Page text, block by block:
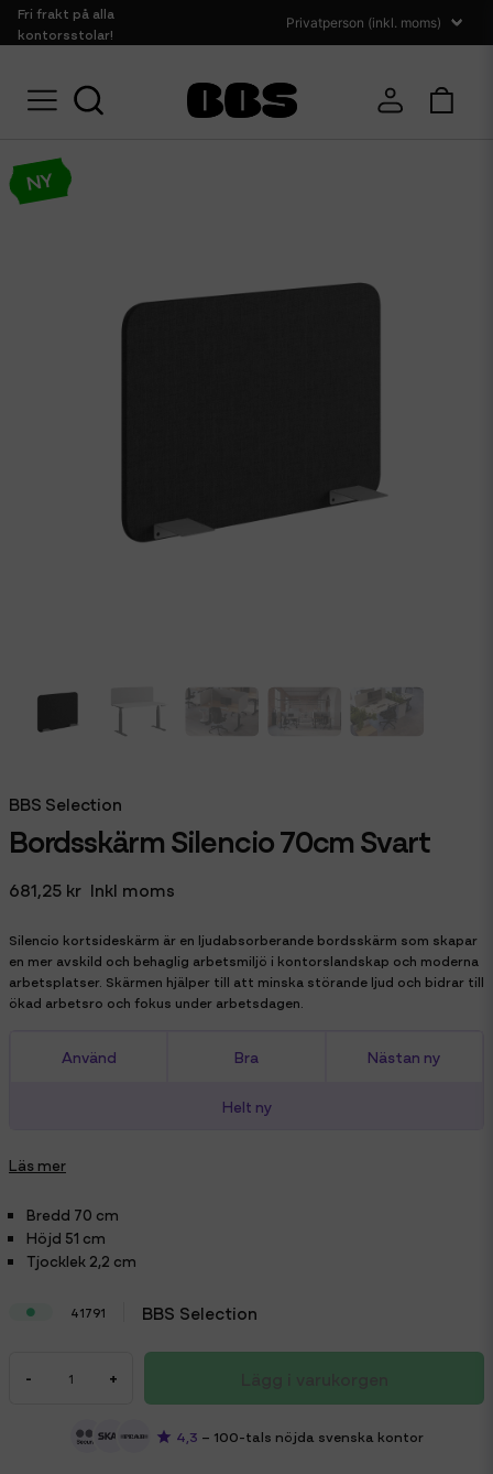
Fri frakt på alla
kontorsstolar!
Ljudabsorbenter Bordsskärmar Bordsskärm Silencio 70cm Svart
NY
BBS Selection
Bordsskärm Silencio 70cm Svart
681,25 kr Inkl moms
Silencio kortsideskärm är en ljudabsorberande bordsskärm som skapar
en mer avskild och behaglig arbetsmiljö i kontorslandskap och moderna
arbetsplatser. Skärmen hjälper till att minska störande ljud och bidrar till
ökad arbetsro och fokus under arbetsdagen.
Använd Bra Nästan ny
Helt ny
Läs mer
Bredd 70 cm
Höjd 51 cm
Tjocklek 2,2 cm
41791 BBS Selection
- +
4,3 – 100-tals nöjda svenska kontor